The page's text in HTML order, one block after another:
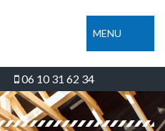
MENU
06 10 31 62 34